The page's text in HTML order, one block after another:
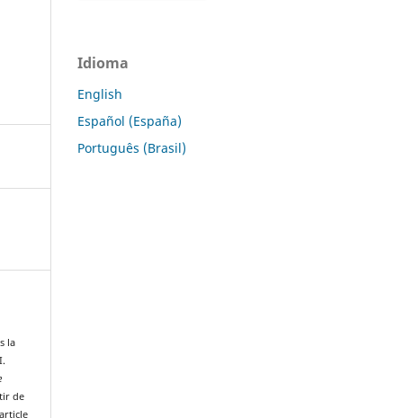
la
de
Idioma
English
Español (España)
Português (Brasil)